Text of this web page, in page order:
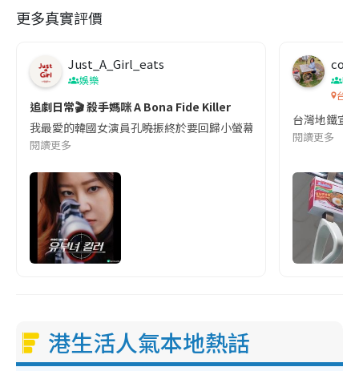
更多真實評價
Just_A_Girl_eats
娛樂
追劇日常🎬 殺手媽咪 A Bona Fide Killer
我最愛的韓國女演員孔曉振終於要回歸小螢幕啦!這次的劇本改編
閱讀更多
co
吹
台灣
台灣地鐵宣
閱讀更多
港生活人氣本地熱話